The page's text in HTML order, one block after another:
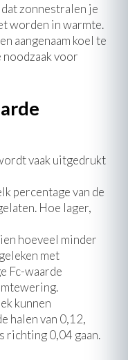
zonnestralen je
worden in warmte.
aangenaam koel te
noodzaak voor
vaak uitgedrukt
percentage van de
Hoe lager,
hoeveel minder
met
Fc-waarde
kunnen
halen van 0,12,
0,04 gaan.